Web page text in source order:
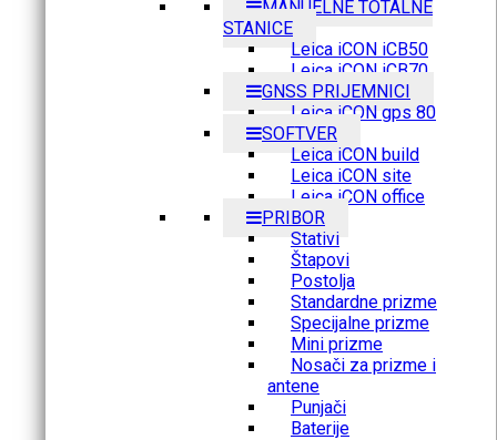
MANUELNE TOTALNE
STANICE
Leica iCON iCB50
Leica iCON iCB70
GNSS PRIJEMNICI
Leica iCON gps 80
SOFTVER
Leica iCON build
Leica iCON site
Leica iCON office
PRIBOR
Stativi
Štapovi
Postolja
Standardne prizme
Specijalne prizme
Mini prizme
Nosači za prizme i
antene
Punjači
Baterije